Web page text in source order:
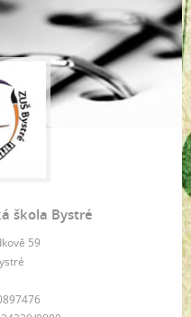
škola Bystré
59